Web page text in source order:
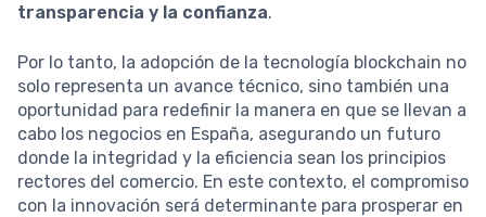
transparencia y la confianza.
Por lo tanto, la adopción de la tecnología blockchain no
solo representa un avance técnico, sino también una
oportunidad para redefinir la manera en que se llevan a
cabo los negocios en España, asegurando un futuro
donde la integridad y la eficiencia sean los principios
rectores del comercio. En este contexto, el compromiso
con la innovación será determinante para prosperar en